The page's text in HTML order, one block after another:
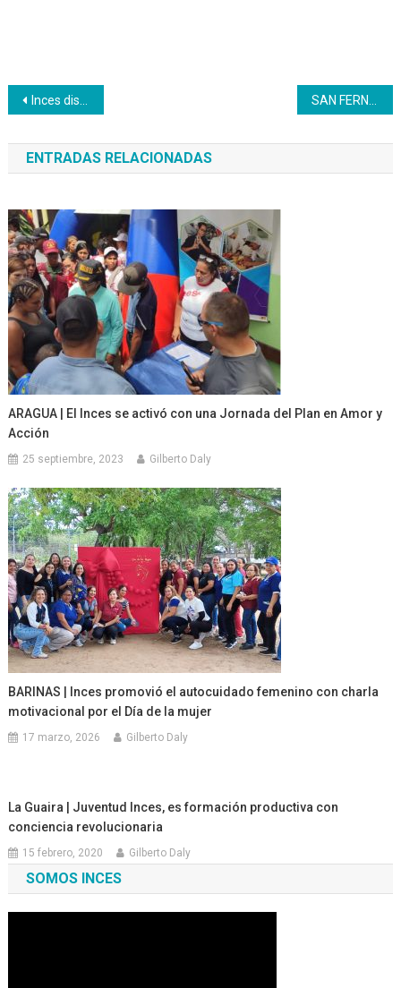
Navegación
de
entradas
Inces discute con el Consejo Nacional de la Juventud de Rusia formas mutuas de cooperación
ENTRADAS RELACIONADAS
ARAGUA | El Inces se activó con una Jornada del Plan en Amor y
Acción
25 septiembre, 2023 Gilberto Daly
BARINAS | Inces promovió el autocuidado femenino con charla
motivacional por el Día de la mujer
17 marzo, 2026 Gilberto Daly
La Guaira | Juventud Inces, es formación productiva con
conciencia revolucionaria
15 febrero, 2020 Gilberto Daly
SOMOS INCES